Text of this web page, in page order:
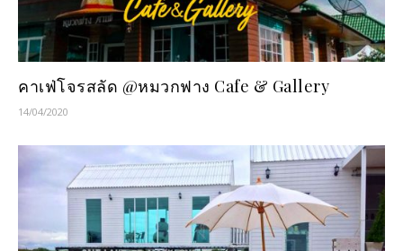
คาเฟ่โจรสลัด @หมวกฟาง Cafe & Gallery
14/04/2020